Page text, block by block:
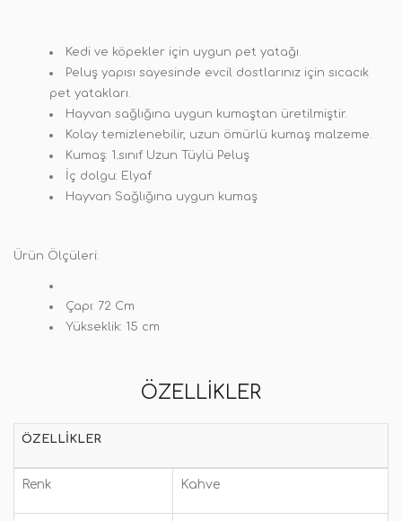
Kedi ve köpekler için uygun pet yatağı.
Peluş yapısı sayesinde evcil dostlarınız için sıcacık
pet yatakları.
Hayvan sağlığına uygun kumaştan üretilmiştir.
Kolay temizlenebilir, uzun ömürlü kumaş malzeme.
Kumaş: 1 .sınıf Uzun Tüylü Peluş
İç dolgu: Elyaf
Hayvan Sağlığına uygun kumaş
Ürün Ölçüleri:
Çapı: 72 Cm
Yükseklik: 15 cm
ÖZELLIKLER
ÖZELLIKLER
Renk Kahve